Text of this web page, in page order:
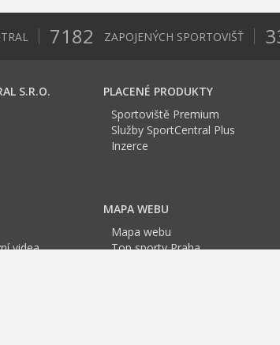
7182 ZAPOJENÝCH SPORTOVIŠŤ
S.R.O.
PLACENÉ PRODUKTY
Sportoviště Premium
Služby SportCentral Plus
Inzerce
videa
MAPA WEBU
Mapa webu
Top sporty Praha